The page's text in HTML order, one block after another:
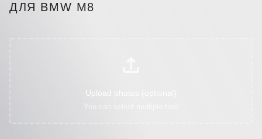
ДЛЯ BMW M8
Upload photos (optional)